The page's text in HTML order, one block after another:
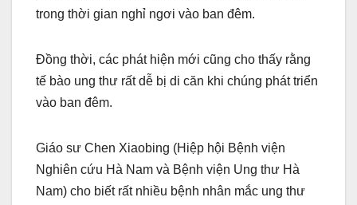
trong thời gian nghỉ ngơi vào ban đêm.
Đồng thời, các phát hiện mới cũng cho thấy rằng
tế bào ung thư rất dễ bị di căn khi chúng phát triển
vào ban đêm.
Giáo sư Chen Xiaobing (Hiệp hội Bệnh viện
Nghiên cứu Hà Nam và Bệnh viện Ung thư Hà
Nam) cho biết rất nhiều bệnh nhân mắc ung thư